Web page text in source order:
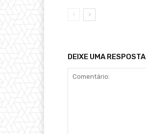
DEIXE UMA RESPOSTA